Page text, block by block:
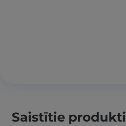
Saistītie produkti